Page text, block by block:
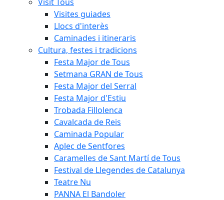
Visites guiades
Llocs d'interès
Caminades i itineraris
Cultura, festes i tradicions
Festa Major de Tous
Setmana GRAN de Tous
Festa Major del Serral
Festa Major d'Estiu
Trobada Fillolenca
Cavalcada de Reis
Caminada Popular
Aplec de Sentfores
Caramelles de Sant Martí de Tous
Festival de Llegendes de Catalunya
Teatre Nu
PANNA El Bandoler